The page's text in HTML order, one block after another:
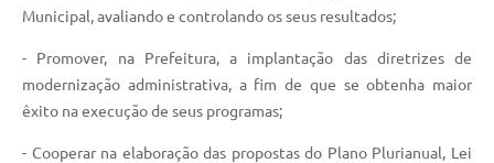
Municipal, avaliando e controlando os seus resultados;
- Promover, na Prefeitura, a implantação das diretrizes de
modernização administrativa, a fim de que se obtenha maior
êxito na execução de seus programas;
- Cooperar na elaboração das propostas do Plano Plurianual, Lei